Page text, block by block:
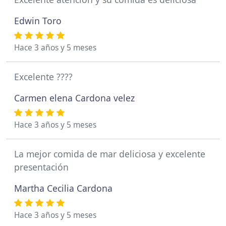
Edwin Toro
Hace 3 años y 5 meses
Excelente ????
Carmen elena Cardona velez
Hace 3 años y 5 meses
La mejor comida de mar deliciosa y excelente
presentación
Martha Cecilia Cardona
Hace 3 años y 5 meses